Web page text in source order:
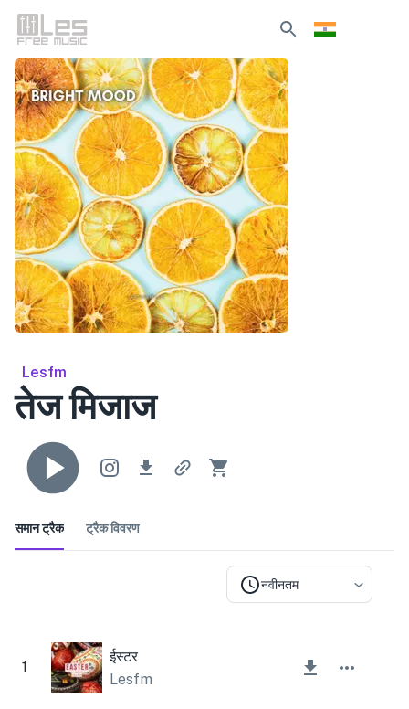
Lesfm
तेज मिजाज
समान ट्रैक ट्रैक विवरण
नवीनतम
1
ईस्टर
Lesfm